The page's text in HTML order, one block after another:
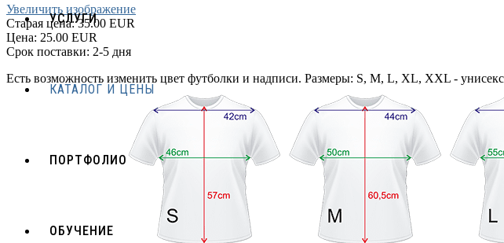
УСЛУГИ
КАТАЛОГ И ЦЕНЫ
ПОРТФОЛИО
ОБУЧЕНИЕ
Увеличить изображение
Старая цена:35.00 EUR
Цена: 25.00 EUR
Срок поставки: 2-5 дня
Есть возможность изменить цвет футболки и надписи. Размеры: S, M, L, XL, XXL -